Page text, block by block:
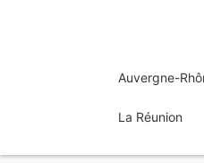
Auvergne-
La Réunion